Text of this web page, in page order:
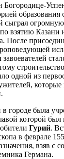
Богородице-
образования
сыграл
взятию Казани
После
одной из
городе была
которой был
Гурий.
в феврале
взяв с
Германа.